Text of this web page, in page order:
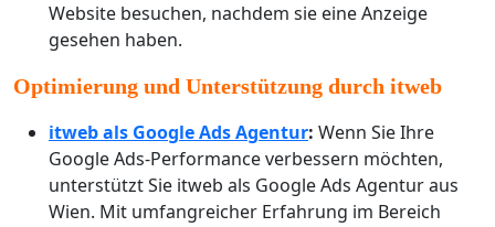
Website besuchen, nachdem sie eine Anzeige
gesehen haben.
Optimierung und Unterstützung durch itweb
itweb als Google Ads Agentur: Wenn Sie Ihre
Google Ads-Performance verbessern möchten,
unterstützt Sie itweb als Google Ads Agentur aus
Wien. Mit umfangreicher Erfahrung im Bereich